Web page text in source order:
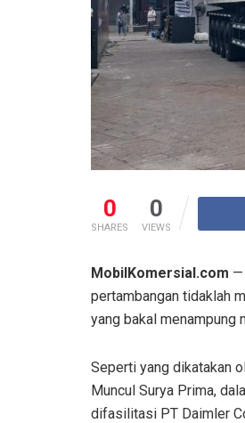
0
SHARES
0
VIEWS
MobilKomersial.com —
pertambangan tidaklah
yang bakal menampung
Seperti yang dikatakan
Muncul Surya Prima,
difasilitasi PT Daimler